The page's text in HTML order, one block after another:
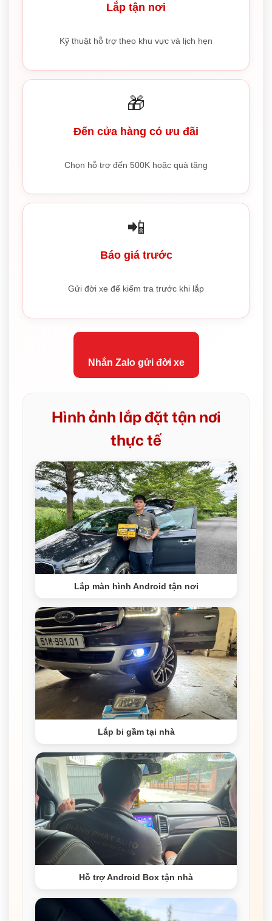
Lắp tận nơi
Kỹ thuật hỗ trợ theo khu vực và lịch hẹn
🎁
Đến cửa hàng có ưu đãi
Chọn hỗ trợ đến 500K hoặc quà tặng
📲
Báo giá trước
Gửi đời xe để kiểm tra trước khi lắp
Nhắn Zalo gửi đời xe
Hình ảnh lắp đặt tận nơi
thực tế
Lắp màn hình Android tận nơi
Lắp bi gầm tại nhà
Hỗ trợ Android Box tận nhà